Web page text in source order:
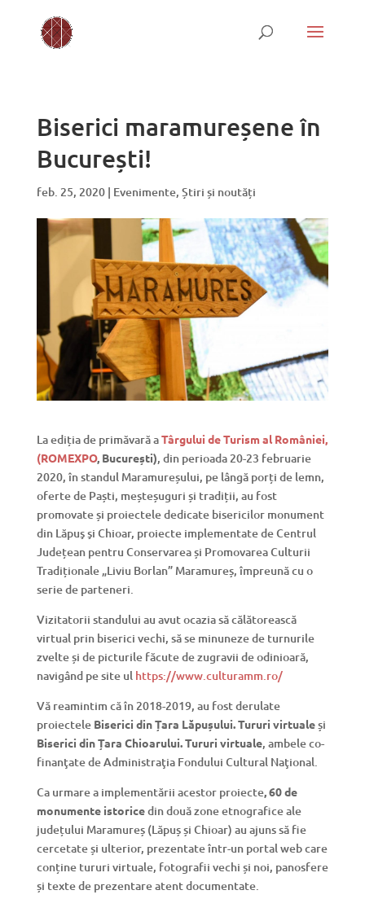
Biserici maramureșene în
București!
feb. 25, 2020| Evenimente, Știri și noutăți
La ediția de primăvară aTârgului de Turism al României,
(ROMEXPO, București), din perioada 20-23 februarie
2020, în standul Maramureșului, pe lângă porți de lemn,
oferte de Paști, meșteșuguri și tradiții, au fost
promovate și proiectele dedicate bisericilor monument
din Lăpuş şi Chioar, proiecte implementate de Centrul
Județean pentru Conservarea și Promovarea Culturii
Tradiționale „Liviu Borlan” Maramureș, împreună cu o
serie de parteneri.
Vizitatorii standului au avut ocazia să călătorească
virtual prin biserici vechi, să se minuneze de turnurile
zvelte și de picturile făcute de zugravii de odinioară,
navigând pe site ul https://www.culturamm.ro/
Vă reamintim că în 2018-2019, au fost derulate
proiectele Biserici din Țara Lăpușului. Tururi virtualeși
Biserici din Țara Chioarului. Tururi virtuale, ambele co-
finanţate de Administraţia Fondului Cultural Naţional.
Ca urmare a implementării acestor proiecte, 60 de
monumente istoricedin două zone etnografice ale
județului Maramureș (Lăpuș și Chioar) au ajuns să fie
cercetate și ulterior, prezentate într-un portal web care
conține tururi virtuale, fotografii vechi și noi, panosfere
și texte de prezentare atent documentate.